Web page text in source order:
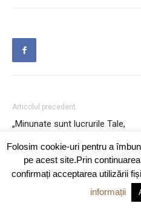
Articolul precedent
„Minunate sunt lucrurile Tale,
ARTICOLE SIMILARE DE LA
Folosim cookie-uri pentru a
pe acest site.Prin
confirmați acceptarea utilizării
informații